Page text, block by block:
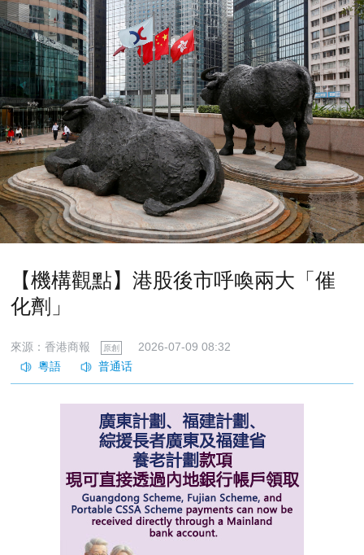
【機構觀點】港股後市呼喚兩大「催
化劑」
來源：香港商報 原創 2026-07-09 08:32